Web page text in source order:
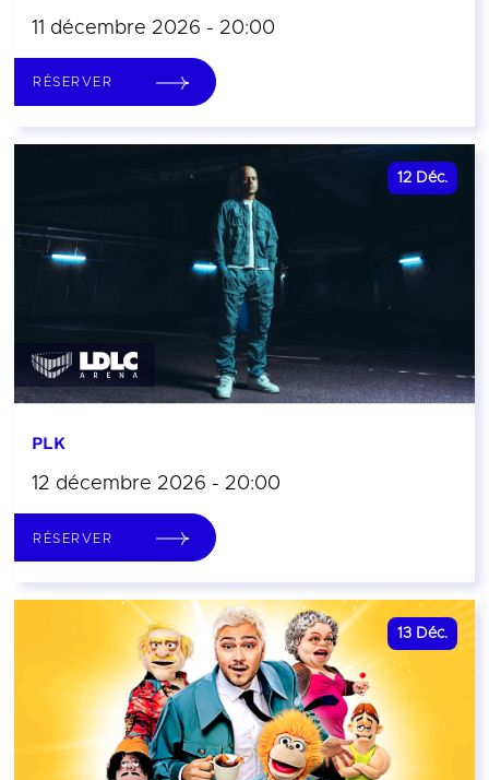
11 décembre 2026 - 20:00
RÉSERVER
12 Déc.
PLK
12 décembre 2026 - 20:00
RÉSERVER
13 Déc.